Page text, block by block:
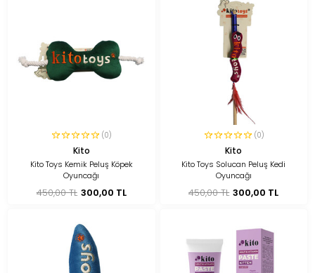
(0)
Kito
Kito Toys Kemik Peluş Köpek
Oyuncağı
450,00 TL 300,00 TL
(0)
Kito
Kito Toys Solucan Peluş Kedi
Oyuncağı
450,00 TL 300,00 TL